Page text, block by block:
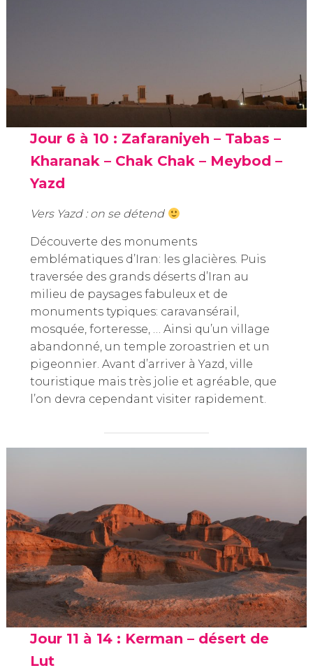
Jour 6 à 10 : Zafaraniyeh – Tabas –
Kharanak – Chak Chak – Meybod –
Yazd
Vers Yazd : on se détend
Découverte des monuments
emblématiques d’Iran: les glacières. Puis
traversée des grands déserts d’Iran au
milieu de paysages fabuleux et de
monuments typiques: caravansérail,
mosquée, forteresse, … Ainsi qu’un village
abandonné, un temple zoroastrien et un
pigeonnier. Avant d’arriver à Yazd, ville
touristique mais très jolie et agréable, que
l’on devra cependant visiter rapidement.
Jour 11 à 14 : Kerman – désert de
Lut